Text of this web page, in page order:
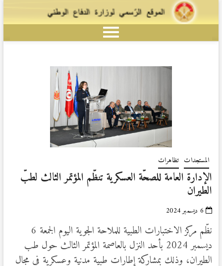
المستجدات تظاهرات
الإدارة العامة للصحّة العسكرية تنظّم المؤتمر الثالث لطبّ
الطيران
6 ديسمبر 2024
نظّم مركز الاختبارات الطبية للملاحة الجوية اليوم الجمعة 6
ديسمبر 2024 بأحد النزل بالعاصمة المؤتمر الثالث حول طب
الطيران، وذلك بمشاركة إطارات طبية مدنية وعسكرية في مجال